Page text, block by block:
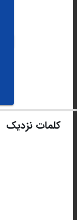
کلمات نزدیک